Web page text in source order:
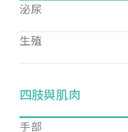
泌尿
生殖
四肢與肌肉
手部
您已成功
您好，您的會員申請，